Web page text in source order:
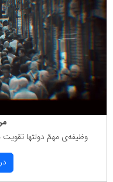
وظیفه‌ی مهمّ دولتها